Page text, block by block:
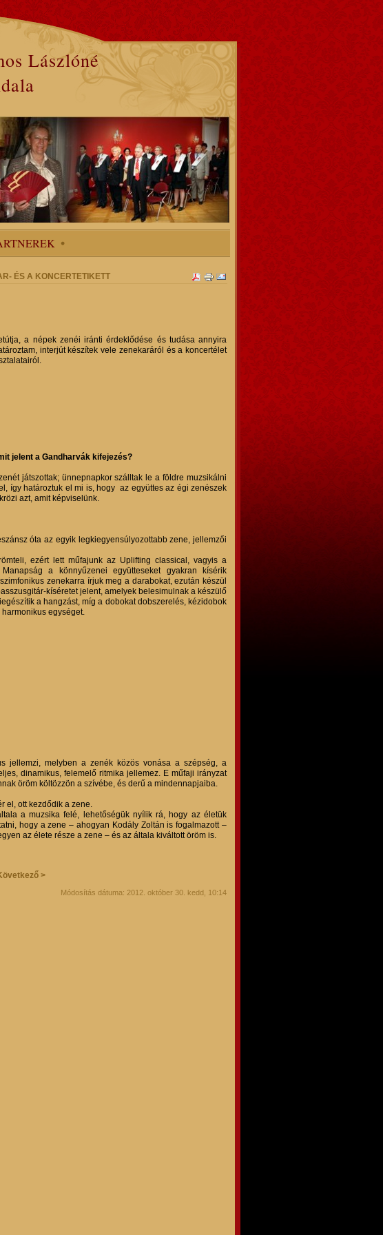
Lászlóné
ÉS A KONCERTETIKETT
a népek zenéi iránti érdeklődése és tudása annyira
interjút készítek vele zenekaráról és a koncertélet
jelent a Gandharvák kifejezés?
játszottak; ünnepnapkor szálltak le a földre muzsikálni
így határoztuk el mi is, hogy az együttes az égi zenészek
azt, amit képviselünk.
óta az egyik legkiegyensúlyozottabb zene, jellemzői
ezért lett műfajunk az Uplifting classical, vagyis a
a könnyűzenei együtteseket gyakran kísérik
zenekarra írjuk meg a darabokat, ezután készül
kíséretet jelent, amelyek belesimulnak a készülő
a hangzást, míg a dobokat dobszerelés, kézidobok
egységet.
jellemzi, melyben a zenék közös vonása a szépség, a
dinamikus, felemelő ritmika jellemez. E műfaji irányzat
öröm költözzön a szívébe, és derű a mindennapjaiba.
el, ott kezdődik a zene.
a muzsika felé, lehetőségük nyílik rá, hogy az életük
hogy a zene – ahogyan Kodály Zoltán is fogalmazott –
az élete része a zene – és az általa kiváltott öröm is.
>
Módosítás dátuma: 2012. október 30. kedd, 10:14